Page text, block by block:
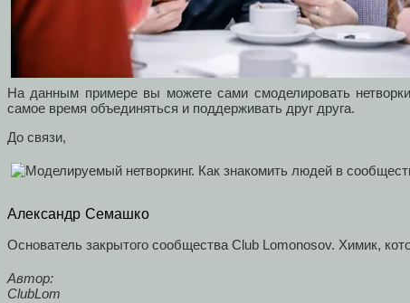
На данным примере вы можете сами смоделировать
самое время объединяться и поддерживать друг друга.
До связи,
Александр Семашко
Основатель закрытого сообщества Club Lomonosov. Химик,
Автор:
ClubLom